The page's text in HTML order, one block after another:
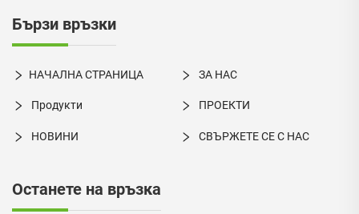
Бързи връзки
НАЧАЛНА СТРАНИЦА ЗА НАС
Продукти ПРОЕКТИ
НОВИНИ СВЪРЖЕТЕ СЕ С НАС
Останете на връзка